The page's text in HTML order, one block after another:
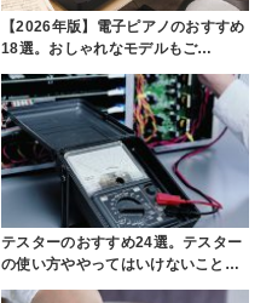
【2026年版】電子ピアノのおすすめ
18選。おしゃれなモデルもご…
テスターのおすすめ24選。テスター
の使い方ややってはいけないこと…